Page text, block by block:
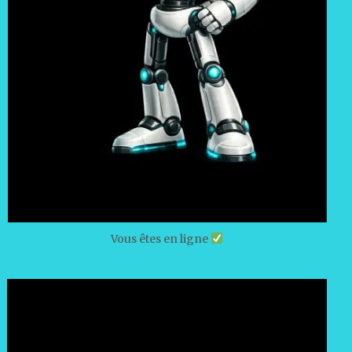
Vous êtes en ligne